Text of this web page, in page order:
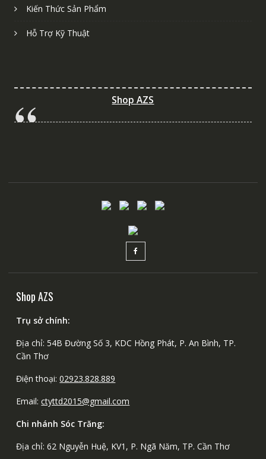
Kiến Thức Sản Phẩm
Hỗ Trợ Kỹ Thuật
Shop AZS
Shop AZS
Trụ sở chính:
Địa chỉ: 54B Đường Số 3, KDC Hồng Phát, P. An Bình, TP.
Cần Thơ
Điện thoại:02923.828.889
Email:ctyttd2015@gmail.com
Chi nhánh Sóc Trăng:
Địa chỉ: 62 Nguyễn Huệ, KV1, P. Ngã Năm, TP. Cần Thơ